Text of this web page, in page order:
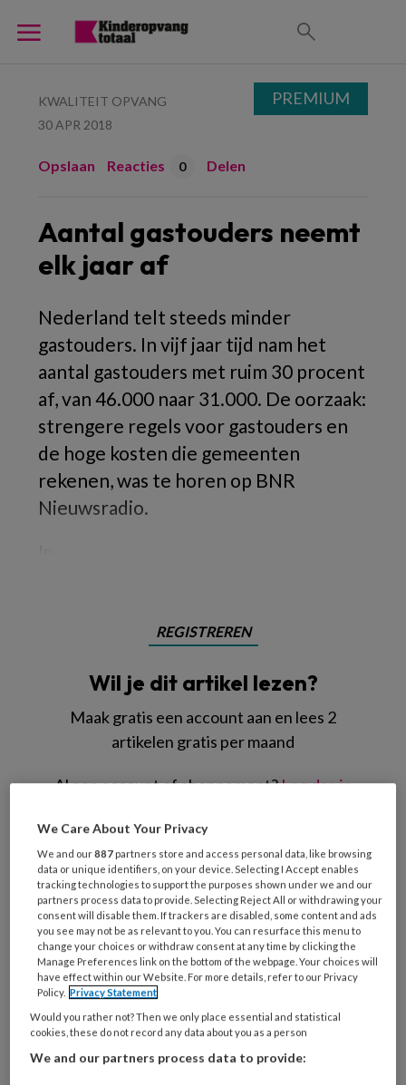
KWALITEIT OPVANG
30 APR 2018
Opslaan Reacties 0 Delen
Aantal gastouders neemt
elk jaar af
Nederland telt steeds minder
gastouders. In vijf jaar tijd nam het
aantal gastouders met ruim 30 procent
af, van 46.000 naar 31.000. De oorzaak:
strengere regels voor gastouders en
de hoge kosten die gemeenten
rekenen, was te horen op BNR
Nieuwsradio.
REGISTREREN
Wil je dit artikel lezen?
Maak gratis een account aan en lees 2
artikelen gratis per maand
Al een account of abonnement?Log dan in
Wat
is
je
e-
mailadres?
* *
Kies
je
wachtwoord* *
Kies
je
functie *
Bij
PREMIUM
We Care About Your Privacy
We and our887 partners store and access personal data, like browsing
data or unique identifiers, on your device. Selecting I Accept enables
tracking technologies to support the purposes shown under we and our
partners process data to provide. Selecting Reject All or withdrawing your
consent will disable them. If trackers are disabled, some content and ads
you see may not be as relevant to you. You can resurface this menu to
change your choices or withdraw consent at any time by clicking the
Manage Preferences link on the bottom of the webpage. Your choices will
have effect within our Website. For more details, refer to our Privacy
Policy. Privacy Statement
Would you rather not? Then we only place essential and statistical
cookies, these do not record any data about you as a person
We and our partners process data to provide: